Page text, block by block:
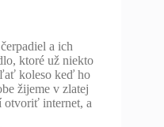
a ich
ktoré už niekto
koleso keď ho
žijeme v zlatej
otvoriť internet, a